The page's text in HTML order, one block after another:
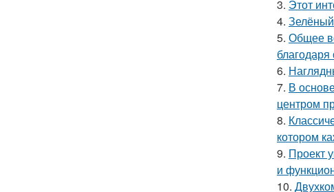
3. Этот
4.
5. Общее
6.
7. В
центром
8.
котором
9. Проект
и
10.